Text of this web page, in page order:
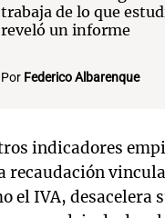
trabaja de lo que
reveló un informe
Por Federico Albarenque
indicadores
recaudación
el IVA, desacelera